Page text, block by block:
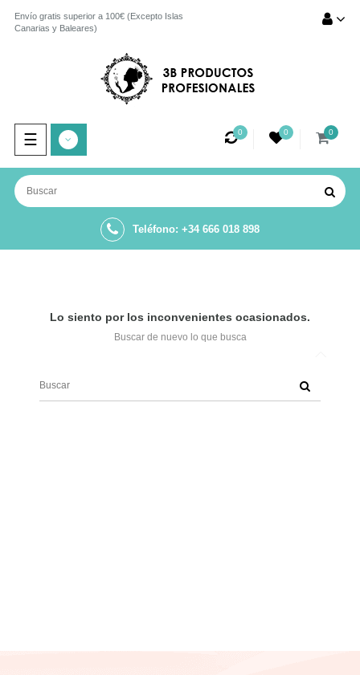
Envío gratis superior a 100€ (Excepto Islas
Canarias y Baleares)
Navegación
de
palanca
☰ 0 0 0
Teléfono: +34 666 018 898
Lo siento por los inconvenientes ocasionados.
Buscar de nuevo lo que busca